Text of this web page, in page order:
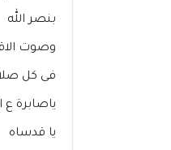
بنصر الله
وصوت
فى كل
ياصابرة ع
يا قدساه